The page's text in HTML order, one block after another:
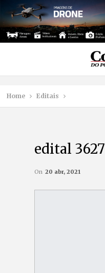
Home Editais
edital 3627
On 20 abr, 2021